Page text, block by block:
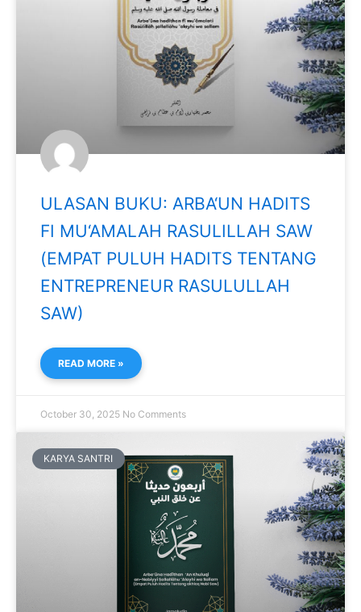
ULASAN BUKU: ARBA‘UN HADITS
FI MU‘AMALAH RASULILLAH SAW
(EMPAT PULUH HADITS TENTANG
ENTREPRENEUR RASULULLAH
SAW)
READ MORE »
October 30, 2025 No Comments
KARYA SANTRI